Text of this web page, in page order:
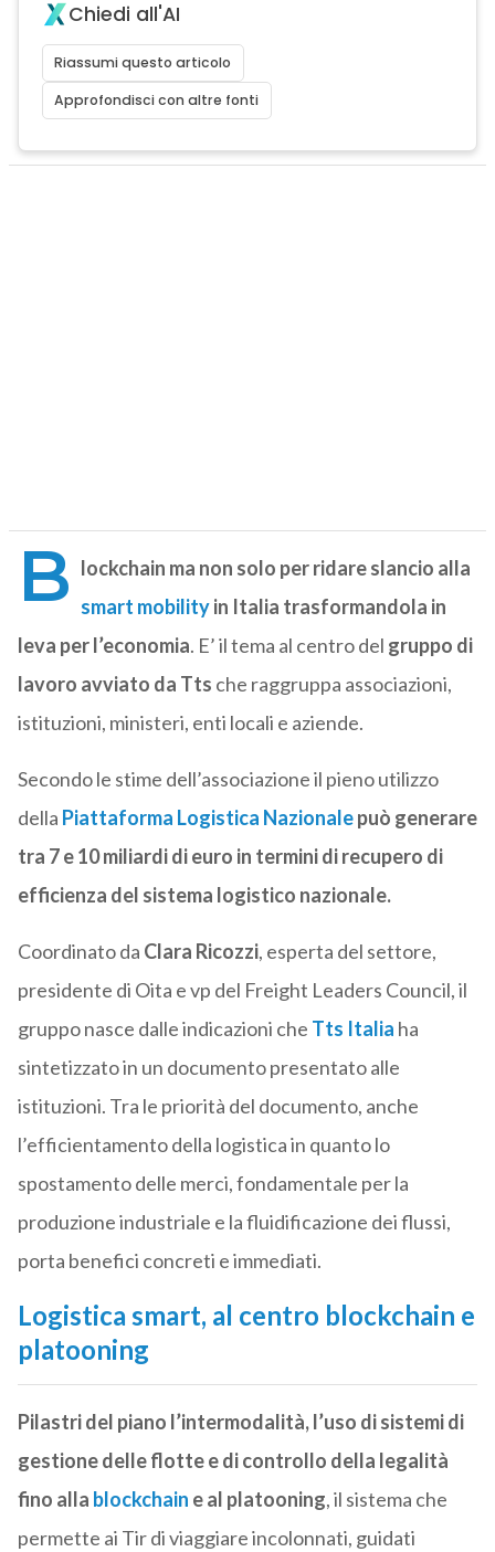
Chiedi all'AI
Riassumi questo articolo
Approfondisci con altre fonti
B lockchain ma non solo per ridare slancio alla
smart mobilityin Italia trasformandola in
leva per l’economia. E’ il tema al centro del gruppo di
lavoro avviato da Tts che raggruppa associazioni,
istituzioni, ministeri, enti locali e aziende.
Secondo le stime dell’associazione il pieno utilizzo
della Piattaforma Logistica Nazionalepuò generare
tra 7 e 10 miliardi di euro in termini di recupero di
efficienza del sistema logistico nazionale.
Coordinato da Clara Ricozzi, esperta del settore,
presidente di Oita e vp del Freight Leaders Council, il
gruppo nasce dalle indicazioni che Tts Italia ha
sintetizzato in un documento presentato alle
istituzioni. Tra le priorità del documento, anche
l’efficientamento della logistica in quanto lo
spostamento delle merci, fondamentale per la
produzione industriale e la fluidificazione dei flussi,
porta benefici concreti e immediati.
Logistica smart, al centro blockchain e
platooning
Pilastri del piano l’intermodalità, l’uso di sistemi di
gestione delle flotte e di controllo della legalità
fino alla blockchain e al platooning, il sistema che
permette ai Tir di viaggiare incolonnati, guidati